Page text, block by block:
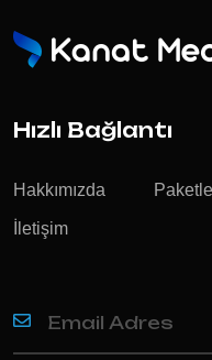
Hızlı Bağlantı
Hakkımızda
İletişim